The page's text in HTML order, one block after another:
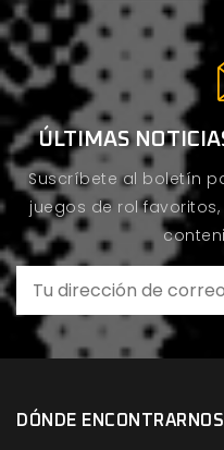
ÚLTIMAS
Suscríbete al boletín
juegos de rol
DÓNDE ENCONTRARNOS